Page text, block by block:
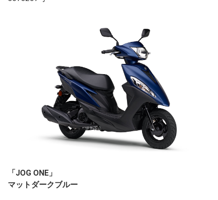
「JOG ONE」
マットダークブルー